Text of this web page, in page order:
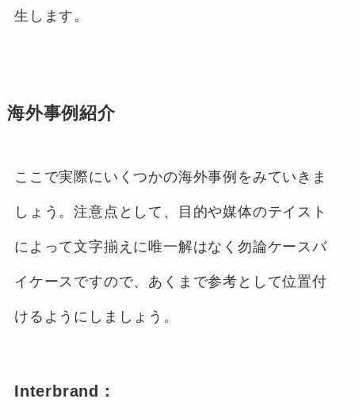
生します。
海外事例紹介
ここで実際にいくつかの海外事例をみていきま
しょう。注意点として、目的や媒体のテイスト
によって文字揃えに唯一解はなく勿論ケースバ
イケースですので、あくまで参考として位置付
けるようにしましょう。
Interbrand：